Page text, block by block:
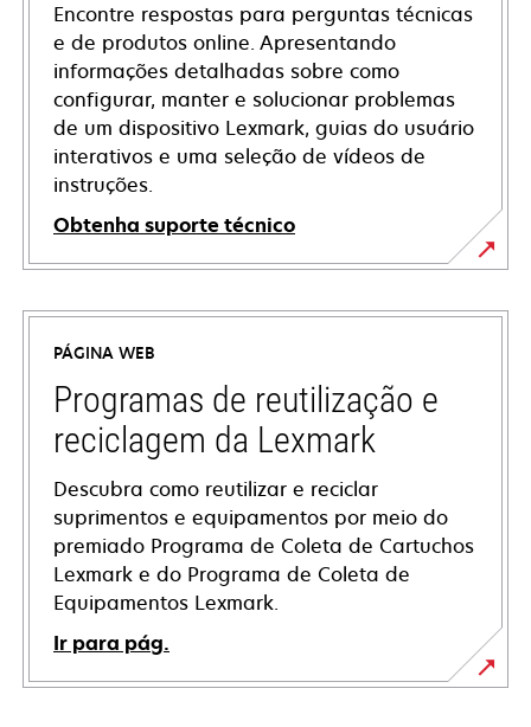
Encontre respostas para perguntas técnicas
e de produtos online. Apresentando
informações detalhadas sobre como
configurar, manter e solucionar problemas
de um dispositivo Lexmark, guias do usuário
interativos e uma seleção de vídeos de
instruções.
Obtenha suporte técnico
opens
in
new
tab
PÁGINA WEB
Programas de reutilização e
reciclagem da Lexmark
Descubra como reutilizar e reciclar
suprimentos e equipamentos por meio do
premiado Programa de Coleta de Cartuchos
Lexmark e do Programa de Coleta de
Equipamentos Lexmark.
Ir para pág.